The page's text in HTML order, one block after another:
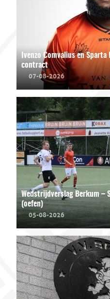
Ivenzo Comvalius en
contract
07-08-2026
Wedstrijdverslag Berkum –
(oefen)
05-08-2026